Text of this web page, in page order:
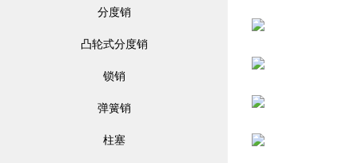
分度销
凸轮式分度销
锁销
弹簧销
柱塞